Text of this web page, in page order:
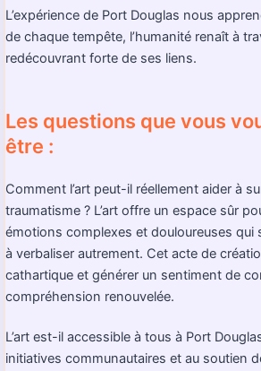
L’expérience de Port Douglas nous
de chaque tempête, l’humanité renaît à
redécouvrant forte de ses liens.
Les questions que vous
être :
Comment l’art peut-il réellement aider à
traumatisme ? L’art offre un espace sûr
émotions complexes et douloureuses qui
à verbaliser autrement. Cet acte de
cathartique et générer un sentiment de
compréhension renouvelée.
L’art est-il accessible à tous à Port
initiatives communautaires et au soutien